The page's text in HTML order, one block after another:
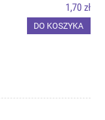
1,70 zł
DO KOSZYKA